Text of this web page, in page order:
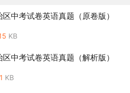
中考试卷英语真题（原卷版）
KB
中考试卷英语真题（解析版）
KB